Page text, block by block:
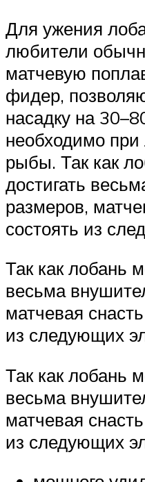
Для ужения
любители
матчевую
фидер,
насадку на
необходимо
рыбы. Так как
достигать
размеров,
состоять из
Так как лобань
весьма
матчевая
из следующих
Так как лобань
весьма
матчевая
из следующих